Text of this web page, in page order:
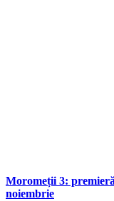
Moromeții 3:
noiembrie